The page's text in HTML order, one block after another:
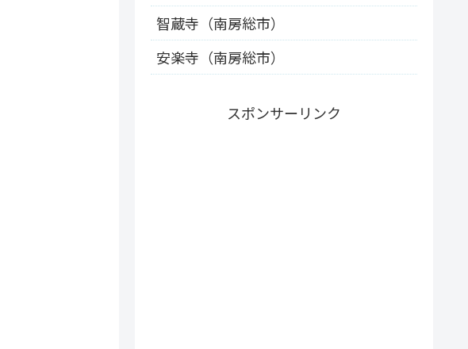
智蔵寺（南房総市）
安楽寺（南房総市）
スポンサーリンク